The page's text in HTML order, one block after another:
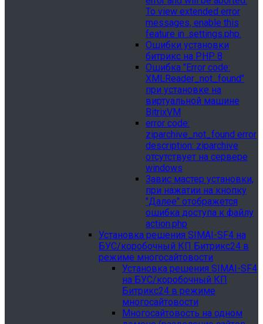
To view extended error
messages, enable this
feature in .settings.php.
Ошибки установки
битрикс на PHP 8
Ошибка "Error сode:
XMLReader_not_found"
при установке на
виртуальной машине
BitrixVM
error сode:
ziparchive_not_found error
description: ziparchive
отсутствует на сервере
windows
Завис мастер установки,
при нажатии на кнопку
"Далее" отображется
ошибка доступа к файлу
action.php
Установка решения SIMAI-SF4 на
БУС/коробочный КП Битрикс24 в
режиме многосайтовости
Установка решения SIMAI-SF4
на БУС/коробочный КП
Битрикс24 в режиме
многосайтовости
Многосайтовость на одном